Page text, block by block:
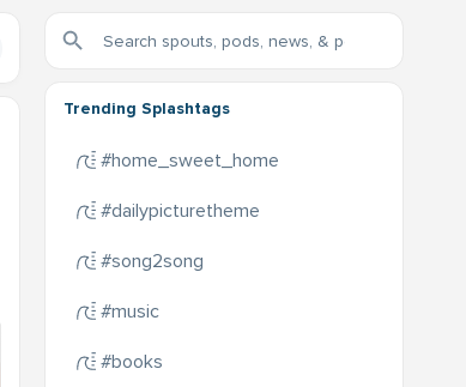
Trending Splashtags
#home_sweet_home
#dailypicturetheme
#song2song
#music
#books